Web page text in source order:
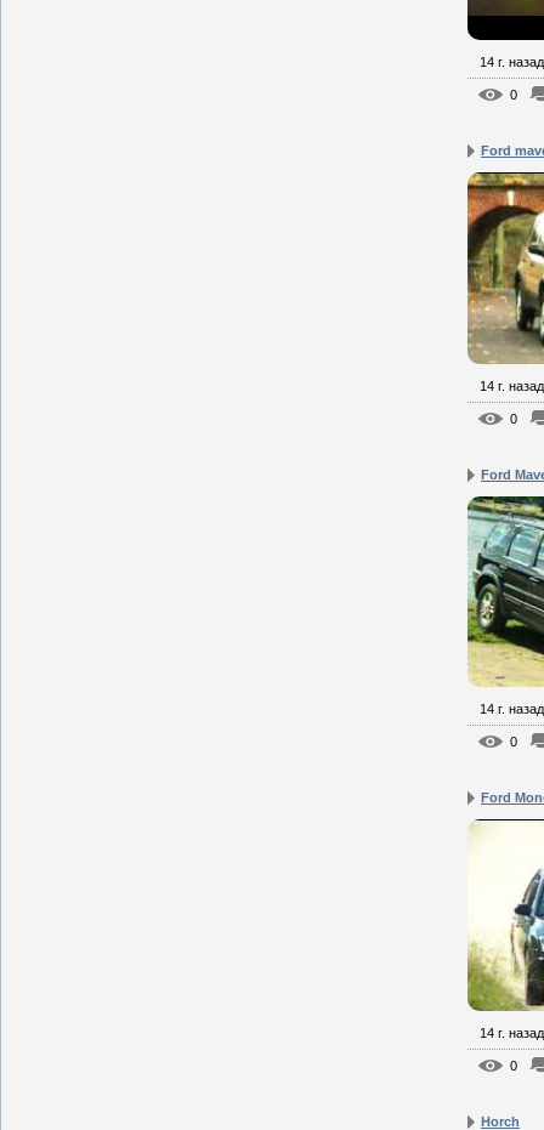
14 г. назад
0
Ford
14 г. назад
0
Ford
14 г. назад
0
Ford
14 г. назад
0
Horch